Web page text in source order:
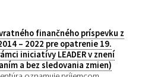
finančného príspevku z
– 2022 pre opatrenie 19.
iniciatívy LEADER v znení
a bez sledovania zmien)